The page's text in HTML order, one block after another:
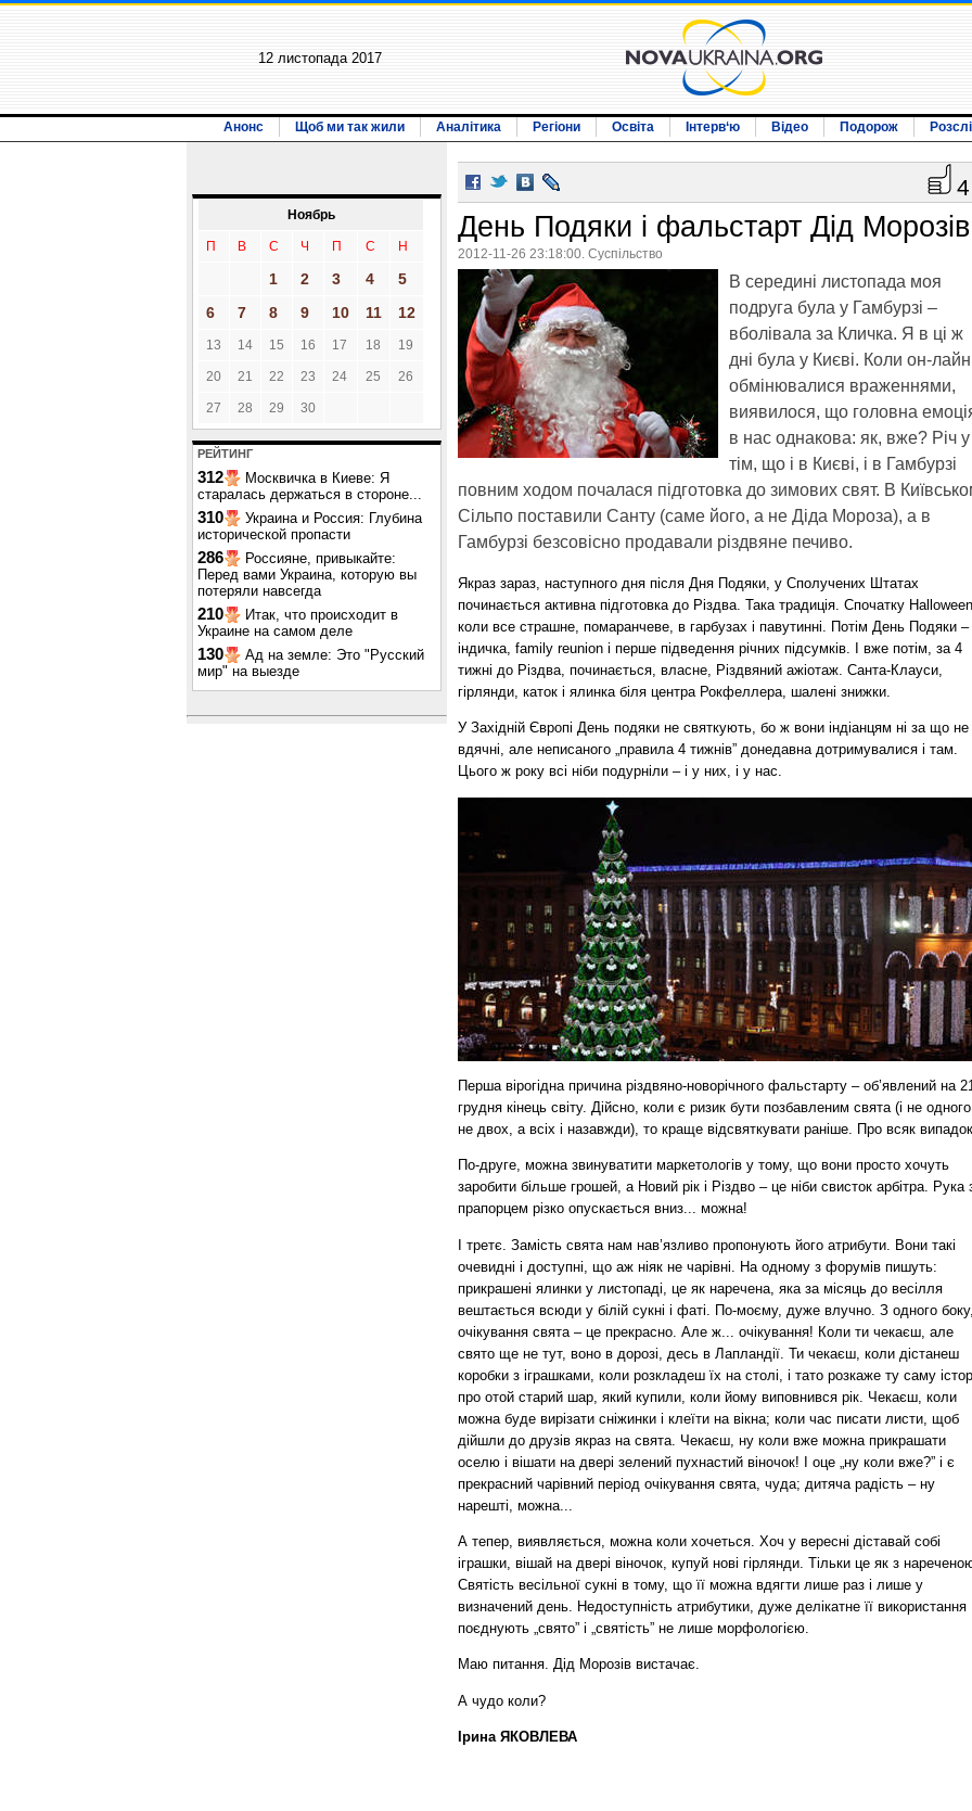
12 листопада 2017
Анонс Щоб ми так жили Аналітика Регіони Освіта Інтерв‘ю Відео Подорож
Ноябрь
П В С Ч П С Н
1 2 3 4
5
6
7 8 9 10 11 12
13 14 15 16 17 18 19
20 21 22 23 24 25 26
27 28 29 30
РЕЙТИНГ
312
Москвичка в Киеве: Я
старалась держаться в стороне...
310
Украина и Россия: Глубина
исторической пропасти
286
Россияне, привыкайте:
Перед вами Украина, которую вы
потеряли навсегда
210
Итак, что происходит в
Украине на самом деле
130
Ад на земле: Это "Русский
мир" на выезде
4
День Подяки і фальстарт Дід Морозів
2012-11-26 23:18:00. Суспільство
В середині листопада моя
подруга була у Гамбурзі –
вболівала за Кличка. Я в ці ж
дні була у Києві. Коли он-лайн
обмінювалися враженнями,
виявилося, що головна
в нас однакова: як, вже? Річ у
тім, що і в Києві, і в Гамбурзі
повним ходом почалася підготовка до зимових свят. В
Сільпо поставили Санту (саме його, а не Діда Мороза), а в
Гамбурзі безсовісно продавали різдвяне печиво.
Якраз зараз, наступного дня після Дня Подяки, у Сполучених Штатах
починається активна підготовка до Різдва. Така традиція. Спочатку
коли все страшне, помаранчеве, в гарбузах і павутинні. Потім День Подяки –
індичка, family reunion і перше підведення річних підсумків. І вже потім, за 4
тижні до Різдва, починається, власне, Різдвяний ажіотаж. Санта-Клауси,
гірлянди, каток і ялинка біля центра Рокфеллера, шалені знижки.
У Західній Європі День подяки не святкують, бо ж вони індіанцям ні за що не
вдячні, але неписаного „правила 4 тижнів” донедавна дотримувалися і там.
Цього ж року всі ніби подурніли – і у них, і у нас.
Перша вірогідна причина різдвяно-новорічного фальстарту – об’явлений на 21
грудня кінець світу. Дійсно, коли є ризик бути позбавленим свята (і не одного,
не двох, а всіх і назавжди), то краще відсвяткувати раніше. Про всяк випадок.
По-друге, можна звинуватити маркетологів у тому, що вони просто хочуть
заробити більше грошей, а Новий рік і Різдво – це ніби свисток арбітра. Рука
прапорцем різко опускається вниз... можна!
І третє. Замість свята нам нав’язливо пропонують його атрибути. Вони такі
очевидні і доступні, що аж ніяк не чарівні. На одному з форумів пишуть:
прикрашені ялинки у листопаді, це як наречена, яка за місяць до весілля
вештається всюди у білій сукні і фаті. По-моєму, дуже влучно. З одного боку,
очікування свята – це прекрасно. Але ж... очікування! Коли ти чекаєш, але
свято ще не тут, воно в дорозі, десь в Лапландії. Ти чекаєш, коли дістанеш
коробки з іграшками, коли розкладеш їх на столі, і тато розкаже ту саму
про отой старий шар, який купили, коли йому виповнився рік. Чекаєш, коли
можна буде вирізати сніжинки і клеїти на вікна; коли час писати листи, щоб
дійшли до друзів якраз на свята. Чекаєш, ну коли вже можна прикрашати
оселю і вішати на двері зелений пухнастий віночок! І оце „ну коли вже?” і є
прекрасний чарівний період очікування свята, чуда; дитяча радість – ну
нарешті, можна...
А тепер, виявляється, можна коли хочеться. Хоч у вересні діставай собі
іграшки, вішай на двері віночок, купуй нові гірлянди. Тільки це як з
Святість весільної сукні в тому, що її можна вдягти лише раз і лише у
визначений день. Недоступність атрибутики, дуже делікатне її використання
поєднують „свято” і „святість” не лише морфологією.
Маю питання. Дід Морозів вистачає.
А чудо коли?
Іринa ЯКОВЛЕВА